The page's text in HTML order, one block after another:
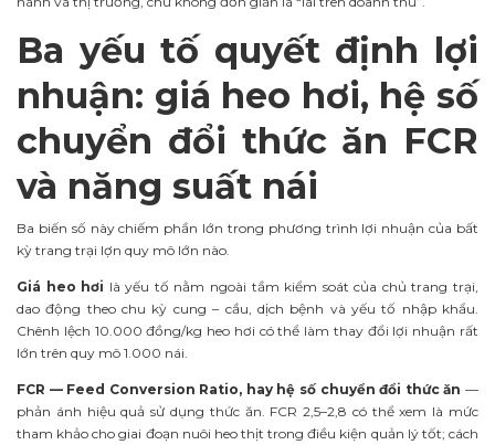
Ba yếu tố quyết định lợi
nhuận: giá heo hơi, hệ số
chuyển đổi thức ăn FCR
và năng suất nái
Ba biến số này chiếm phần lớn trong phương trình lợi nhuận của bất
kỳ trang trại lợn quy mô lớn nào.
Giá heo hơi là yếu tố nằm ngoài tầm kiểm soát của chủ trang trại,
dao động theo chu kỳ cung – cầu, dịch bệnh và yếu tố nhập khẩu.
Chênh lệch 10.000 đồng/kg heo hơi có thể làm thay đổi lợi nhuận rất
lớn trên quy mô 1.000 nái.
FCR — Feed Conversion Ratio, hay hệ số chuyển đổi thức ăn —
phản ánh hiệu quả sử dụng thức ăn. FCR 2,5–2,8 có thể xem là mức
tham khảo cho giai đoạn nuôi heo thịt trong điều kiện quản lý tốt; cách